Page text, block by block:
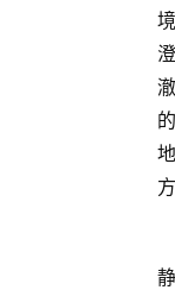
境
澄
澈
的
地
方
静